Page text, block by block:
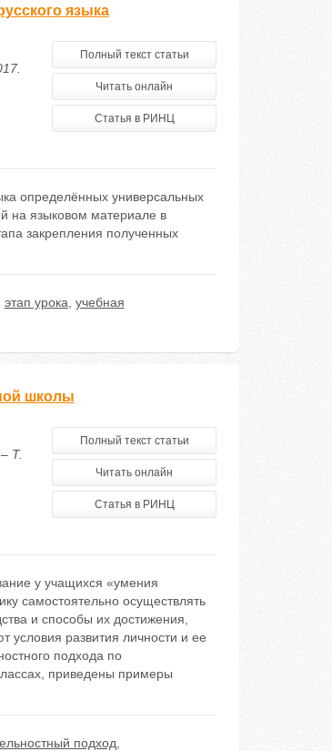
языка
Полный текст статьи
Читать онлайн
Статья в РИНЦ
определённых универсальных
на языковом материале в
закрепления полученных
этап урока учебная
школы
Т.
Полный текст статьи
Читать онлайн
Статья в РИНЦ
у учащихся «умения
самостоятельно осуществлять
и способы их достижения,
условия развития личности и ее
подхода по
приведены примеры
подход